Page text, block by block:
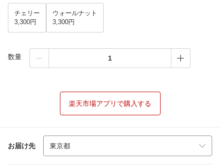
チェリー
3,300円
ウォールナット
3,300円
数量
楽天市場アプリで購入する
お届け先